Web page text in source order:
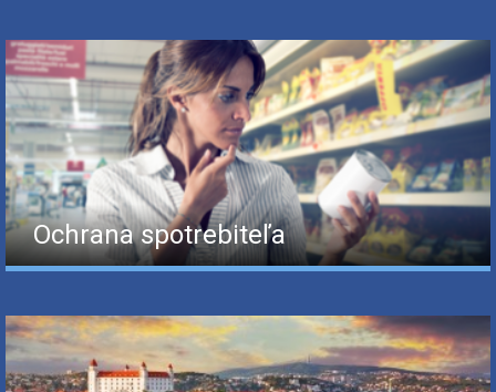
Ochrana spotrebiteľa